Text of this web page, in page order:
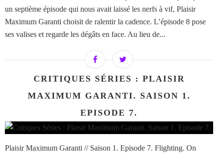
un septième épisode qui nous avait laissé les nerfs à vif, Plaisir
Maximum Garanti choisit de ralentir la cadence. L’épisode 8 pose
ses valises et regarde les dégâts en face. Au lieu de...
CRITIQUES SÉRIES : PLAISIR
MAXIMUM GARANTI. SAISON 1.
EPISODE 7.
Plaisir Maximum Garanti // Saison 1. Episode 7. Flighting. On